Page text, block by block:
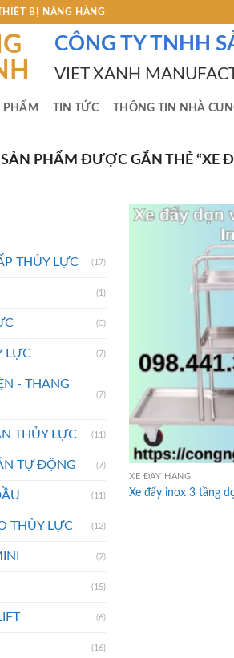
BỊ NÂNG HÀNG
CÔNG TY TNHH
VIET XANH
PHẨM TIN TỨC THÔNG TIN NHÀ
SẢN PHẨM ĐƯỢC GẮN THẺ “XE
THỦY LỰC (17)
(1)
(0)
LỰC (7)
- THANG
(7)
THỦY LỰC (11)
TỰ ĐỘNG (7)
(11)
THỦY LỰC (12)
(2)
(15)
(6)
(16)
XE ĐẨY HÀNG
Xe đẩy inox 3 tầng